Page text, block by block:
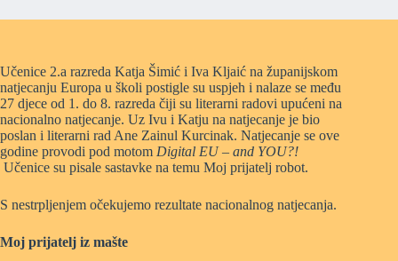
Učenice 2.a razreda Katja Šimić i Iva Kljaić na županijskom
natjecanju Europa u školi postigle su uspjeh i nalaze se među
27 djece od 1. do 8. razreda čiji su literarni radovi upućeni na
nacionalno natjecanje. Uz Ivu i Katju na natjecanje je bio
poslan i literarni rad Ane Zainul Kurcinak. Natjecanje se ove
godine provodi pod motom Digital EU – and YOU?!
Učenice su pisale sastavke na temu Moj prijatelj robot.
S nestrpljenjem očekujemo rezultate nacionalnog natjecanja.
Moj prijatelj iz mašte